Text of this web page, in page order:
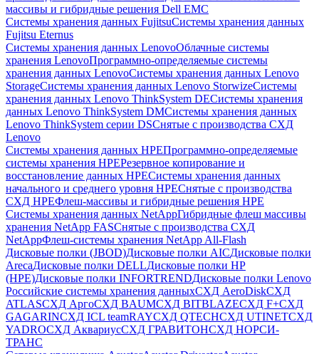
массивы и гибридные решения Dell EMC
Системы хранения данных FujitsuСистемы хранения данных
Fujitsu Eternus
Системы хранения данных LenovoОблачные системы
хранения LenovoПрограммно-определяемые системы
хранения данных LenovoСистемы хранения данных Lenovo
StorageСистемы хранения данных Lenovo StorwizeСистемы
хранения данных Lenovo ThinkSystem DEСистемы хранения
данных Lenovo ThinkSystem DMСистемы хранения данных
Lenovo ThinkSystem серии DSСнятые с производства СХД
Lenovo
Системы хранения данных HPEПрограммно-определяемые
системы хранения HPEРезервное копирование и
восстановление данных HPEСистемы хранения данных
начального и среднего уровня HPEСнятые с производства
СХД HPEФлеш-массивы и гибридные решения HPE
Cистемы хранения данных NetAppГибридные флеш массивы
хранения NetApp FASСнятые с производства СХД
NetAppФлеш-системы хранения NetApp All-Flash
Дисковые полки (JBOD)Дисковые полки AICДисковые полки
ArecaДисковые полки DELLДисковые полки HP
(HPE)Дисковые полки INFORTRENDДисковые полки Lenovo
Российские системы хранения данныхСХД AeroDiskСХД
ATLASСХД AргоСХД BAUMСХД BITBLAZEСХД F+СХД
GAGARINСХД ICL teamRAYСХД QTECHСХД UTINETСХД
YADROСХД АквариусСХД ГРАВИТОНСХД НОРСИ-
ТРАНС